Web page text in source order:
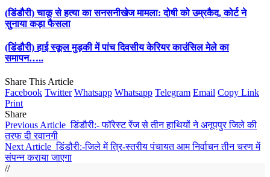
(डिंडौरी) चाकू से हत्या का सनसनीखेज मामला: दोषी को उम्रकैद, कोर्ट ने
सुनाया कड़ा फैसला
(डिंडौरी) हाई स्कूल मुड़की में पांच दिवसीय केरियर काउंसिल मेले का
समापन…..
Share This Article
Facebook Twitter Whatsapp Whatsapp Telegram Email Copy Link
Print
Share
Previous Article डिंडौरी:- फॉरेस्ट रेंज से तीन हाथियों ने अनूपपुर जिले की
तरफ दी रवानगी
Next Article डिंडौरी:-जिले में त्रि-स्तरीय पंचायत आम निर्वाचन तीन चरण में
संपन्न कराया जाएगा
//